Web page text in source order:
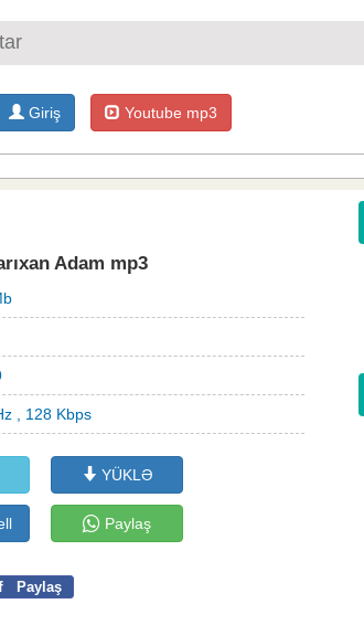
Giriş Youtube mp3
Adam mp3
, 128 Kbps
YÜKLƏ
Paylaş
Paylaş